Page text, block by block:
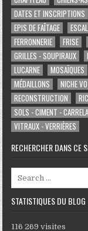
DATES ET INSCRIPTIONS
EPIS DE FAÎTAGE
FERRONNERIE
FRISE
GRILLES - SOUPIRAUX
LUCARNE
MOSAÏQUES
MÉDAILLONS
NICHE
RECONSTRUCTION
SOLS - CIMENT -
VITRAUX - VERRIÈRES
RECHERCHER DANS CE
Search for:
STATISTIQUES DU BLOG
116 269 visites